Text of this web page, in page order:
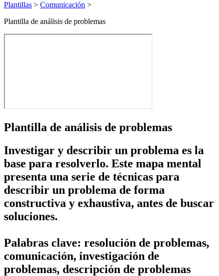
Plantillas > Comunicación >
Plantilla de análisis de problemas
Plantilla de análisis de problemas
Investigar y describir un problema es la
base para resolverlo. Este mapa mental
presenta una serie de técnicas para
describir un problema de forma
constructiva y exhaustiva, antes de buscar
soluciones.
Palabras clave: resolución de problemas,
comunicación, investigación de
problemas, descripción de problemas